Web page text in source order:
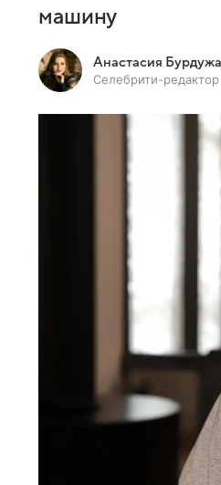
машину
Анастасия Бурдужа
Селебрити-редактор